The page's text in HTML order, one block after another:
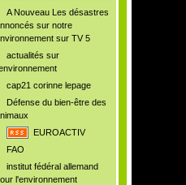
A Nouveau Les désastres
sur notre
sur TV 5
actualités sur
cap21 corinne lepage
Défense du bien-être des
EUROACTIV
FAO
institut fédéral allemand
l'environnement